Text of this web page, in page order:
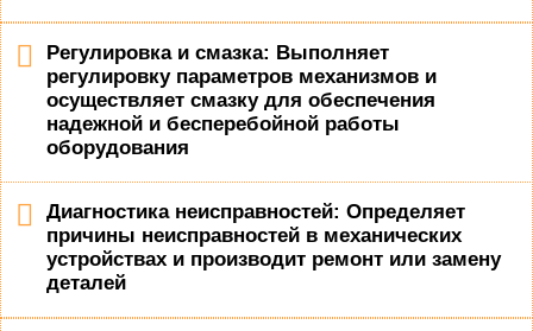
Регулировка и смазка: Выполняет
регулировку параметров механизмов и
осуществляет смазку для обеспечения
надежной и бесперебойной работы
оборудования
Диагностика неисправностей: Определяет
причины неисправностей в механических
устройствах и производит ремонт или замену
деталей